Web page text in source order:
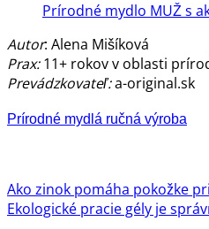
Prírodné mydlo MUŽ s
Autor: Alena Mišíková
Prax:11+ rokov v oblasti
Prevádzkovateľ:a-original.sk
Prírodné mydlá ručná výroba
Ako zinok pomáha pokožke
Ekologické pracie gély je